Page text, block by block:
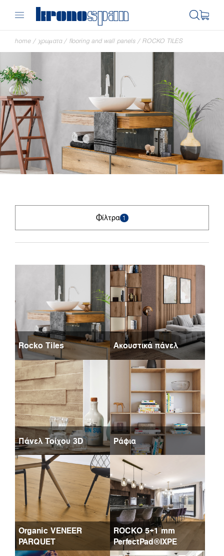
home / χρωματα/ flooring and wall panels / ROCKO TILES
Φίλτρα 1
Rocko Tiles Ακουστικά πάνελ
Πάνελ Τοίχου 3D Ράφια
Organic VENEER
PARQUET
ROCKO 5+1 mm
PerfectPad®IXPE